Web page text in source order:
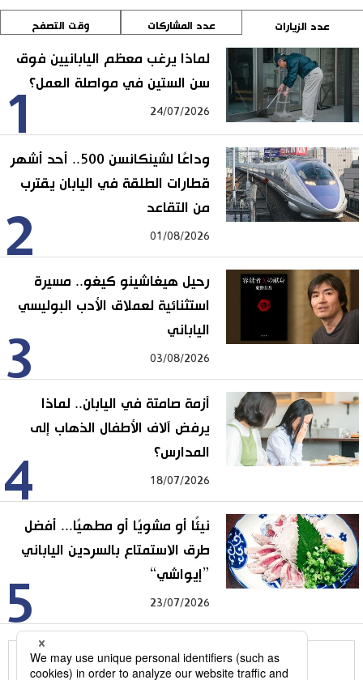
عدد الزيارات عدد المشاركات وقت التصفح
1
لماذا يرغب معظم اليابانيين فوق
سن الستين في مواصلة العمل؟
24/07/2026
2
وداعًا لشينكانسن 500.. أحد أشهر
قطارات الطلقة في اليابان يقترب
من التقاعد
01/08/2026
3
رحيل هيغاشينو كيغو.. مسيرة
استثنائية لعملاق الأدب البوليسي
الياباني
03/08/2026
4
أزمة صامتة في اليابان.. لماذا
يرفض آلاف الأطفال الذهاب إلى
المدارس؟
18/07/2026
5
نيئًا أو مشويًا أو مطهيًا... أفضل
طرق الاستمتاع بالسردين الياباني
”إيواشي“
23/07/2026
للمزيد